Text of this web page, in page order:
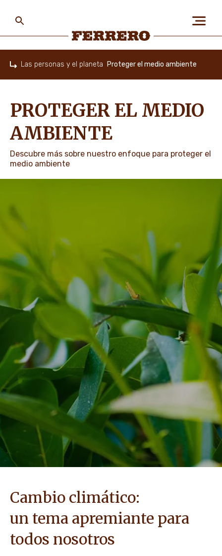
SOBRE NOSOTROS
LAS PERSONAS Y EL
PLANETA
NOTICIAS & PRENSA
main
content
Las personas y el planeta Proteger el medio ambiente
PROTEGER EL MEDIO
AMBIENTE
Descubre más sobre nuestro enfoque para proteger el
medio ambiente
Cambio climático:
un tema apremiante para
todos nosotros